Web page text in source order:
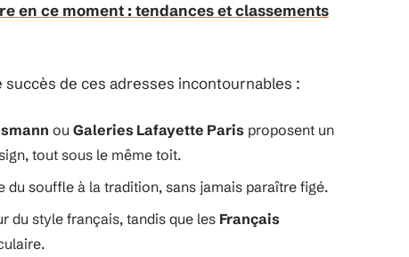
en ce moment : tendances et classements
de ces adresses incontournables :
ou Galeries Lafayette Paris proposent un
tout sous le même toit.
du souffle à la tradition, sans jamais paraître figé.
du style français, tandis que les Français